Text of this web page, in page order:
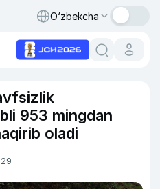
O‘zbekcha
953 mingdan
oladi